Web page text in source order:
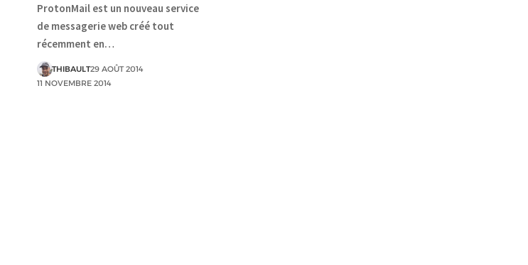
ProtonMail est un nouveau service
de messagerie web créé tout
récemment en…
THIBAULT29 AOÛT 2014
11 NOVEMBRE 2014